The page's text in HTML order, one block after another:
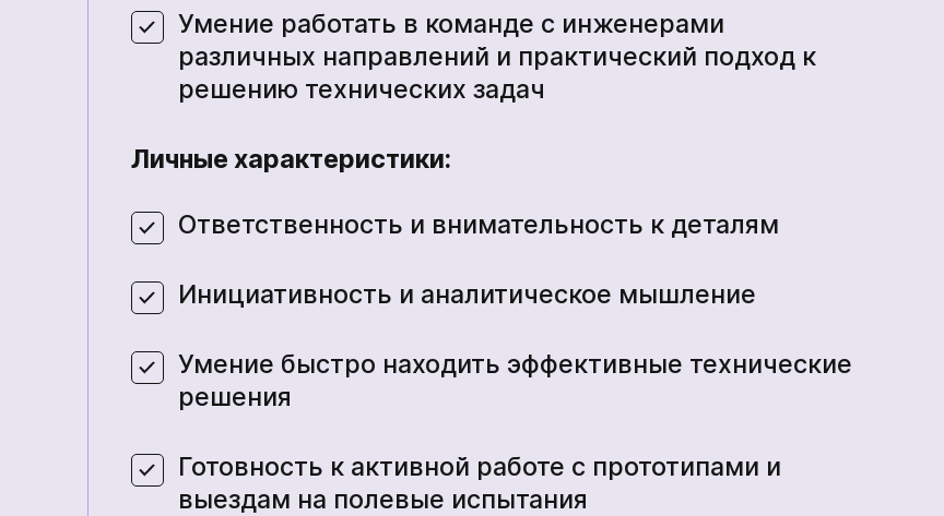
Умение работать в команде с инженерами
различных направлений и практический подход к
решению технических задач
Личные характеристики:
Ответственность и внимательность к деталям
Инициативность и аналитическое мышление
Умение быстро находить эффективные технические
решения
Готовность к активной работе с прототипами и
выездам на полевые испытания
Отправить
Мы в социальних сетях
Ожидайте звонка. С вами свяжутся наши специалисты!
Ожидайте звонка. С вами свяжутся наши специалисты!
Ваша заявка принята
Ожидайте звонка. С вами свяжутся наши специалисты! *
Отправить
Мы в социальних сетях